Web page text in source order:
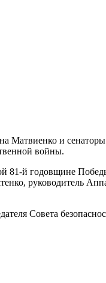
Матвиенко и
войны.
81-й годовщине
руководитель
Совета